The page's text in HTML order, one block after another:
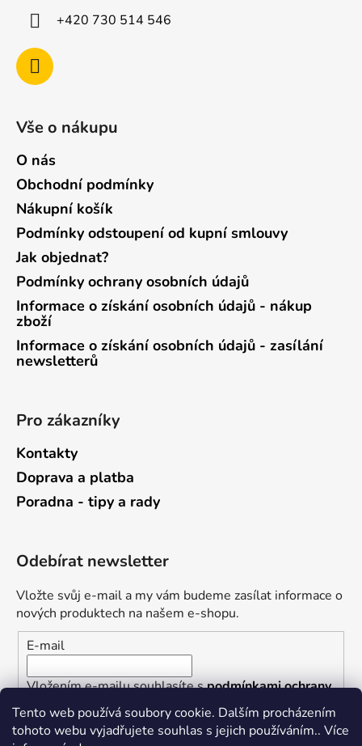
Tento web používá soubory cookie. Dalším procházením
tohoto webu vyjadřujete souhlas s jejich používáním.. Více
+420 730 514 546
Vše o nákupu
O nás
Obchodní podmínky
Nákupní košík
Podmínky odstoupení od kupní smlouvy
Jak objednat?
Podmínky ochrany osobních údajů
Informace o získání osobních údajů - nákup
zboží
Informace o získání osobních údajů - zasílání
newsletterů
Pro zákazníky
Kontakty
Doprava a platba
Poradna - tipy a rady
Odebírat newsletter
Vložte svůj e-mail a my vám budeme zasílat informace o
nových produktech na našem e-shopu.
E-mail
Vložením e-mailu souhlasíte spodmínkami ochrany
osobních údajů
PŘIHLÁSIT SE